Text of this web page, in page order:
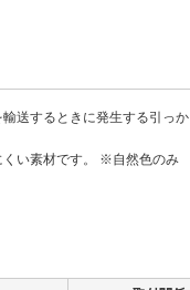
送するときに発生する引っ
くい素材です。 ※自然色のみ